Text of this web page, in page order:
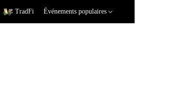
TradFi Événements populaires